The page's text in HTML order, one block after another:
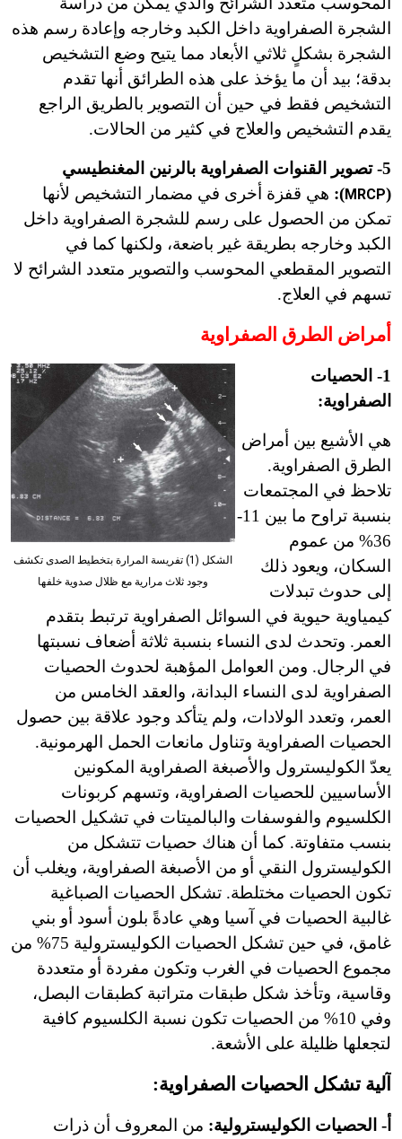
الشجرة الصفراوية داخل الكبد وخارجه وإعادة رسم هذه
الشجرة بشكلٍ ثلاثي الأبعاد مما يتيح وضع التشخيص
بدقة؛ بيد أن ما يؤخذ على هذه الطرائق أنها تقدم
التشخيص فقط في حين أن التصوير بالطريق الراجع
يقدم التشخيص والعلاج في كثير من الحالات.
5- تصوير القنوات الصفراوية بالرنين المغنطيسي
(
MRCP
): هي قفزة أخرى في مضمار التشخيص لأنها
تمكن من الحصول على رسم للشجرة الصفراوية داخل
الكبد وخارجه بطريقة غير باضعة، ولكنها كما في
التصوير المقطعي المحوسب والتصوير متعدد الشرائح لا
تسهم في العلاج.
أمراض الطرق الصفراوية
الشكل (1) تفريسة المرارة بتخطيط الصدى تكشف
وجود ثلاث مرارية مع ظلال صدوية خلفها
1- الحصيات
الصفراوية:
هي الأشيع بين أمراض
الطرق الصفراوية.
تلاحظ في المجتمعات
بنسبة تراوح ما بين 11-
36% من عموم
السكان، ويعود ذلك
إلى حدوث تبدلات
كيمياوية حيوية في السوائل الصفراوية ترتبط بتقدم
العمر. وتحدث لدى النساء بنسبة ثلاثة أضعاف نسبتها
في الرجال. ومن العوامل المؤهبة لحدوث الحصيات
الصفراوية لدى النساء البدانة، والعقد الخامس من
العمر، وتعدد الولادات، ولم يتأكد وجود علاقة بين حصول
الحصيات الصفراوية وتناول مانعات الحمل الهرمونية.
يعدّ الكوليسترول والأصبغة الصفراوية المكونين
الأساسيين للحصيات الصفراوية، وتسهم كربونات
الكلسيوم والفوسفات والبالميتات في تشكيل الحصيات
بنسب متفاوتة. كما أن هناك حصيات تتشكل من
الكوليسترول النقي أو من الأصبغة الصفراوية، ويغلب أن
تكون الحصيات مختلطة. تشكل الحصيات الصباغية
غالبية الحصيات في آسيا وهي عادةً بلون أسود أو بني
غامق، في حين تشكل الحصيات الكوليسترولية 75% من
مجموع الحصيات في الغرب وتكون مفردة أو متعددة
وقاسية، وتأخذ شكل طبقات متراتبة كطبقات البصل،
وفي 10% من الحصيات تكون نسبة الكلسيوم كافية
لتجعلها ظليلة على الأشعة.
آلية تشكل الحصيات الصفراوية:
أ- الحصيات الكوليسترولية: من المعروف أن ذرات